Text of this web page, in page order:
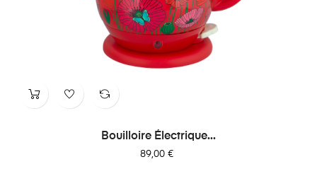
Bouilloire Électrique...
Prix
89,00 €